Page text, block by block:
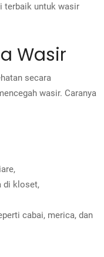
terbaik untuk wasir
Wasir
secara
wasir. Caranya
di kloset,
cabai, merica, dan